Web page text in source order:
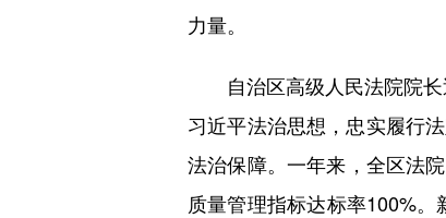
力量。
自治区高级人民法院院长
习近平法治思想，忠实履行
法治保障。一年来，全区法
质量管理指标达标率100%。